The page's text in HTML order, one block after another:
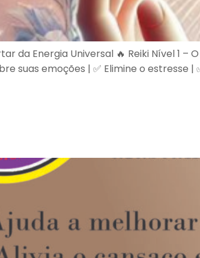
da Energia Universal 🔥 Reiki Nível 1
suas emoções | ✅ Elimine o estresse